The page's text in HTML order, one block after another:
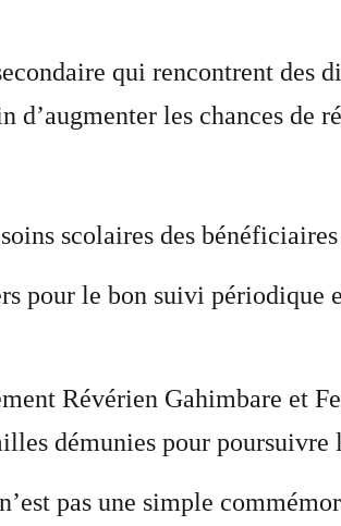
qui rencontrent des
les chances de
scolaires des bénéficiaires
pour le bon suivi périodique
Révérien Gahimbare et
démunies pour poursuivre
pas une simple